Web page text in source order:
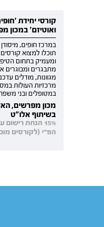
קורסי יחידת
ואוטיזם' במכון
במרכז חופים,
תוכלו למצוא
ומעמיק בתחום
מתבגרים ומבוגרים
מגוונות, מודלים
מרכזיות העולות
במטופלים ובני
מכון מפרשים,
בשיתוף אלו"ט
הפ"י (לקורסים